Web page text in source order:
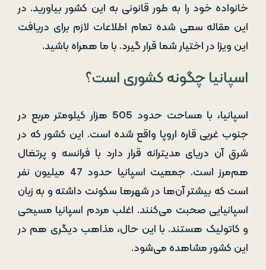
خانواده خود را به طور قانونی به این کشور بیاورید. در
این مقاله سعی شده تمام اطلاعات لازم برای دریافت
این ویزا در اختیار شما قرار گیرد. با ما همراه باشید.
اسپانیا چگونه کشوری است؟
اسپانیا، با مساحت حدود 505 هزار کیلومتر مربع در
جنوب غربی قاره اروپا واقع شده است. این کشور که در
شرق آن دریای مدیترانه قرار دارد با فرانسه و پرتغال
هم‌مرز است. جمعیت اسپانیا حدود 47 میلیون نفر
است که بیشتر آن‌ها در شهرها سکونت داشته و به زبان
اسپانیایی صحبت می‌کنند. اغلب مردم اسپانیا مسیحی
و کاتولیک هستند. با این حال، مذاهب دیگری هم در
این کشور مشاهده می‌شود.